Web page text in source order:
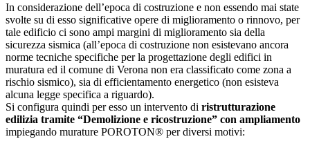
In considerazione dell’epoca di costruzione e non essendo mai state
svolte su di esso significative opere di miglioramento o rinnovo, per
tale edificio ci sono ampi margini di miglioramento sia della
sicurezza sismica (all’epoca di costruzione non esistevano ancora
norme tecniche specifiche per la progettazione degli edifici in
muratura ed il comune di Verona non era classificato come zona a
rischio sismico), sia di efficientamento energetico (non esisteva
alcuna legge specifica a riguardo).
Si configura quindi per esso un intervento di ristrutturazione
edilizia tramite “Demolizione e ricostruzione” con ampliamento
impiegando murature POROTON® per diversi motivi: